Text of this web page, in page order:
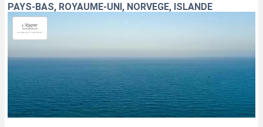
PAYS-BAS, ROYAUME-UNI, NORVÈGE, ISLANDE